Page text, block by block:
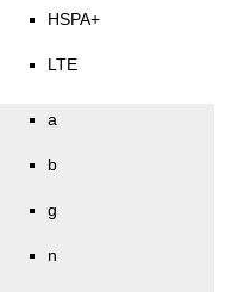
HSPA+
LTE
a
b
g
n